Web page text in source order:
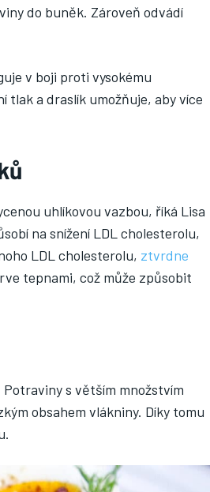
do buněk. Zároveň odvádí
v boji proti vysokému
tlak a draslík umožňuje, aby více
uhlíkovou vazbou, říká Lisa
na snížení LDL cholesterolu,
LDL cholesterolu, ztvrdne
tepnami, což může způsobit
Potraviny s větším množstvím
obsahem vlákniny. Díky tomu